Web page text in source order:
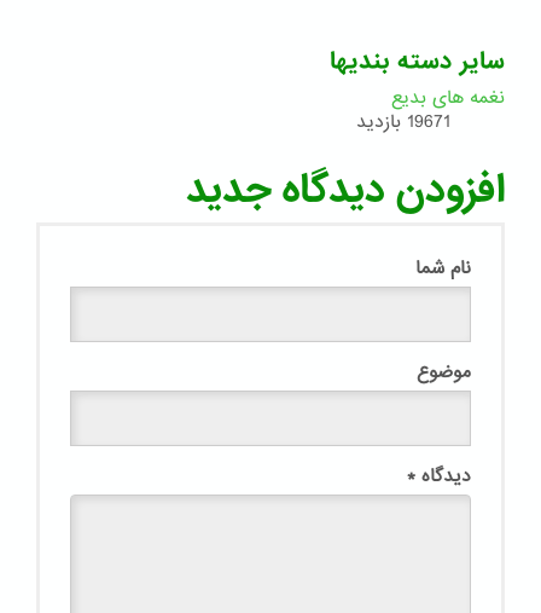
سایر دسته بندیها
نغمه های بدیع
19671 بازدید
افزودن دیدگاه جدید
نام شما
موضوع
دیدگاه *